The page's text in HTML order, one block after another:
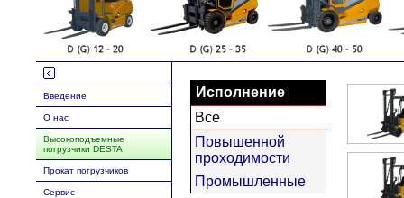
Введение
O нас
Высокоподъемныe
погрузчики DESTA
Прокат погрузчиков
Сервис
Исполнение
Все
Повышенной
проходимости
Промышленные